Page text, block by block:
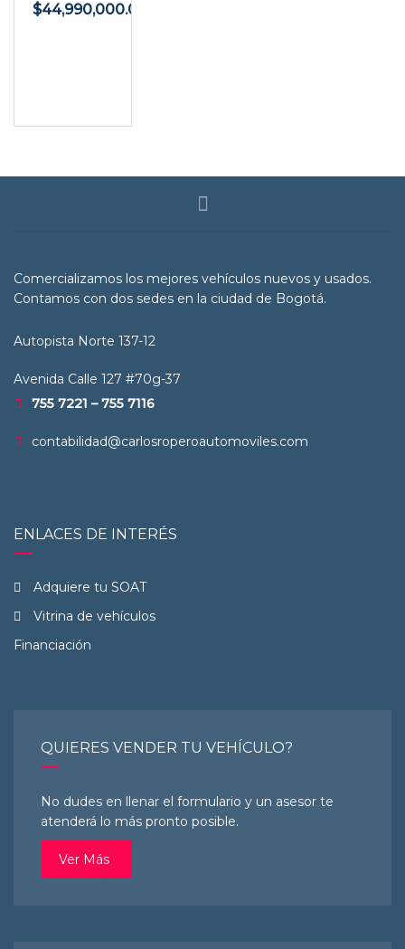
$44,990,000.00
Comercializamos los mejores vehículos nuevos y usados.
Contamos con dos sedes en la ciudad de Bogotá.
Autopista Norte 137-12
Avenida Calle 127 #70g-37
755 7221 – 755 7116
contabilidad@carlosroperoautomoviles.com
ENLACES DE INTERÉS
Adquiere tu SOAT
Vitrina de vehículos
Financiación
QUIERES VENDER TU VEHÍCULO?
No dudes en llenar el formulario y un asesor te
atenderá lo más pronto posible.
Ver Más